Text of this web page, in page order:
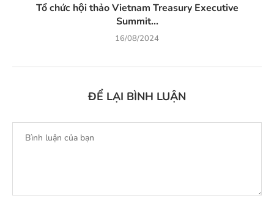
Tổ chức hội thảo Vietnam Treasury Executive
Summit...
16/08/2024
ĐỂ LẠI BÌNH LUẬN